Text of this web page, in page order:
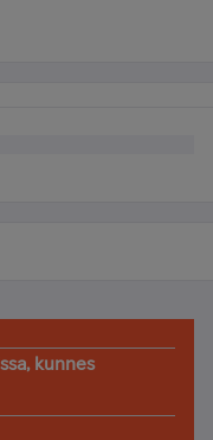
kunnes